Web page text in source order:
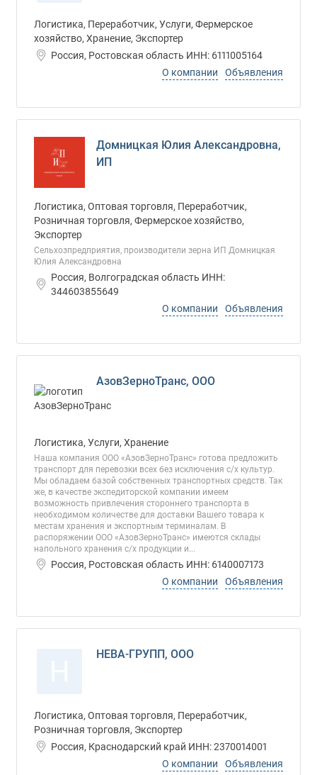
Логистика, Переработчик, Услуги, Фермерское
хозяйство, Хранение, Экспортер
Россия, Ростовская область ИНН: 6111005164
О компании
Объявления
Домницкая Юлия Александровна,
ИП
Логистика, Оптовая торговля, Переработчик,
Розничная торговля, Фермерское хозяйство,
Экспортер
Сельхозпредприятия, производители зерна ИП Домницкая
Юлия Александровна
Россия, Волгоградская область ИНН:
344603855649
О компании
Объявления
АзовЗерноТранс, ООО
Логистика, Услуги, Хранение
Наша компания ООО «АзовЗерноТранс» готова предложить
транспорт для перевозки всех без исключения с/х культур.
Мы обладаем базой собственных транспортных средств. Так
же, в качестве экспедиторской компании имеем
возможность привлечения стороннего транспорта в
необходимом количестве для доставки Вашего товара к
местам хранения и экспортным терминалам. В
распоряжении ООО «АзовЗерноТранс» имеются склады
напольного хранения с/х продукции и...
Россия, Ростовская область ИНН: 6140007173
О компании
Объявления
НЕВА-ГРУПП, ООО
Логистика, Оптовая торговля, Переработчик,
Розничная торговля, Экспортер
Россия, Краснодарский край ИНН: 2370014001
О компании
Объявления